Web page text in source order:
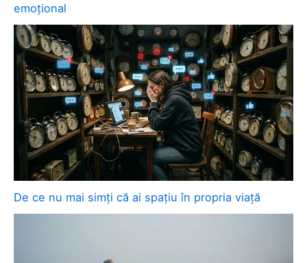
emoțional
De ce nu mai simți că ai spațiu în propria viață